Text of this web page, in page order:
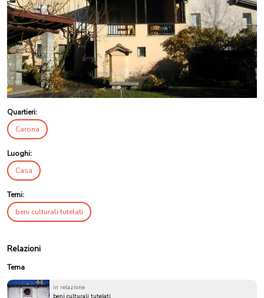
Quartieri:
Carona
Luoghi:
Casa
Temi:
beni culturali tutelati
Relazioni
Tema
in relazione
beni culturali tutelati